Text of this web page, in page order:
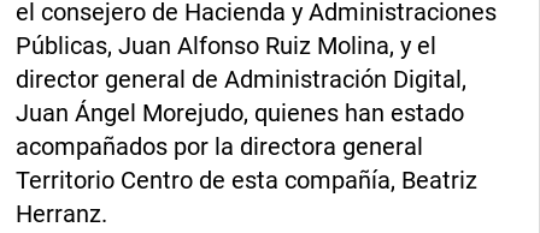
el consejero de Hacienda y Administraciones
Públicas, Juan Alfonso Ruiz Molina, y el
director general de Administración Digital,
Juan Ángel Morejudo, quienes han estado
acompañados por la directora general
Territorio Centro de esta compañía, Beatriz
Herranz.